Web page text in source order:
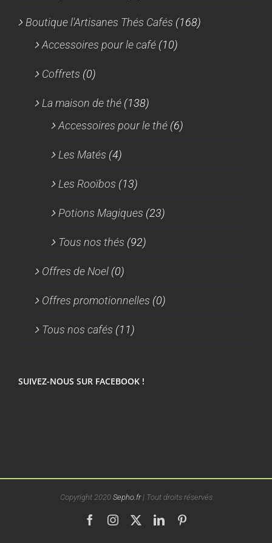
Boutique l'Artisanes Thés Cafés (168)
Accessoires pour le café (10)
Coffrets (0)
La maison de thé (138)
Accessoires pour le thé (6)
Les Matés (4)
Les Rooïbos (13)
Potions Magiques (23)
Tous nos thés (92)
Offres de Noel (0)
Offres promotionnelles (0)
Tous nos cafés (11)
SUIVEZ-NOUS SUR FACEBOOK !
Copyright 2020 Sepho.fr| Tout droits réservés
FacebookInstagram LinkedIn